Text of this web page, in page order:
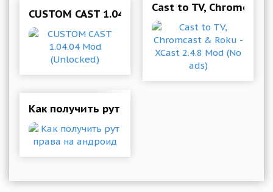
CUSTOM CAST 1.04.04 Mod (Unlocked)
Cast to TV, Chromcast
Как получить рут права на андроид